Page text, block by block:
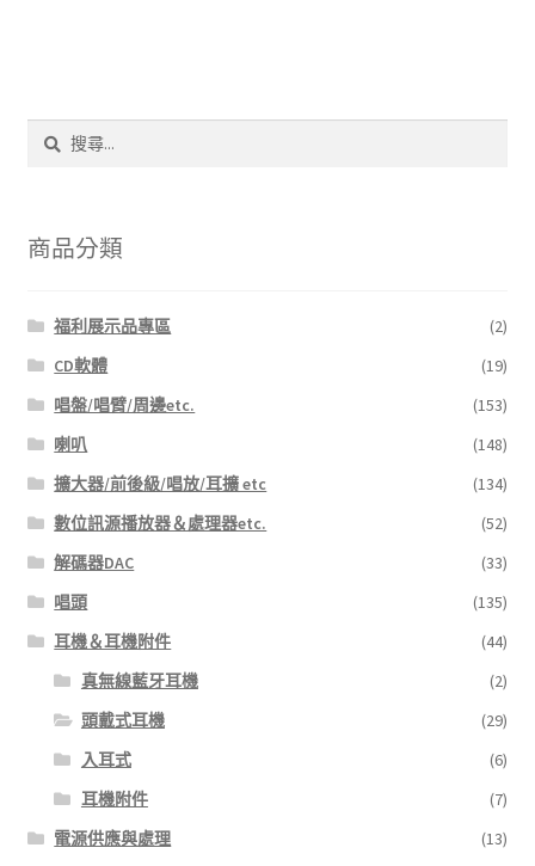
字:
商品分類
福利展示品專區
(2)
CD軟體
(19)
唱盤/唱臂/周邊etc.
(153)
喇叭
(148)
擴大器/前後級/唱放/耳擴 etc
(134)
數位訊源播放器＆處理器etc.
(52)
解碼器DAC
(33)
唱頭
(135)
耳機＆耳機附件
(44)
真無線藍牙耳機
(2)
頭戴式耳機
(29)
入耳式
(6)
耳機附件
(7)
電源供應與處理
(13)